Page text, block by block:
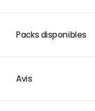
Packs disponibles
Avis